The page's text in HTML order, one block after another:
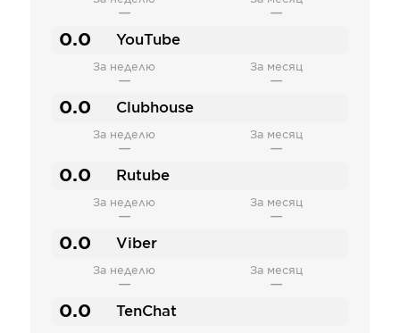
— —
0.0 YouTube
За неделю
—
За месяц
—
0.0 Clubhouse
За неделю
—
За месяц
—
0.0 Rutube
За неделю
—
За месяц
—
0.0 Viber
За неделю
—
За месяц
—
0.0 TenChat